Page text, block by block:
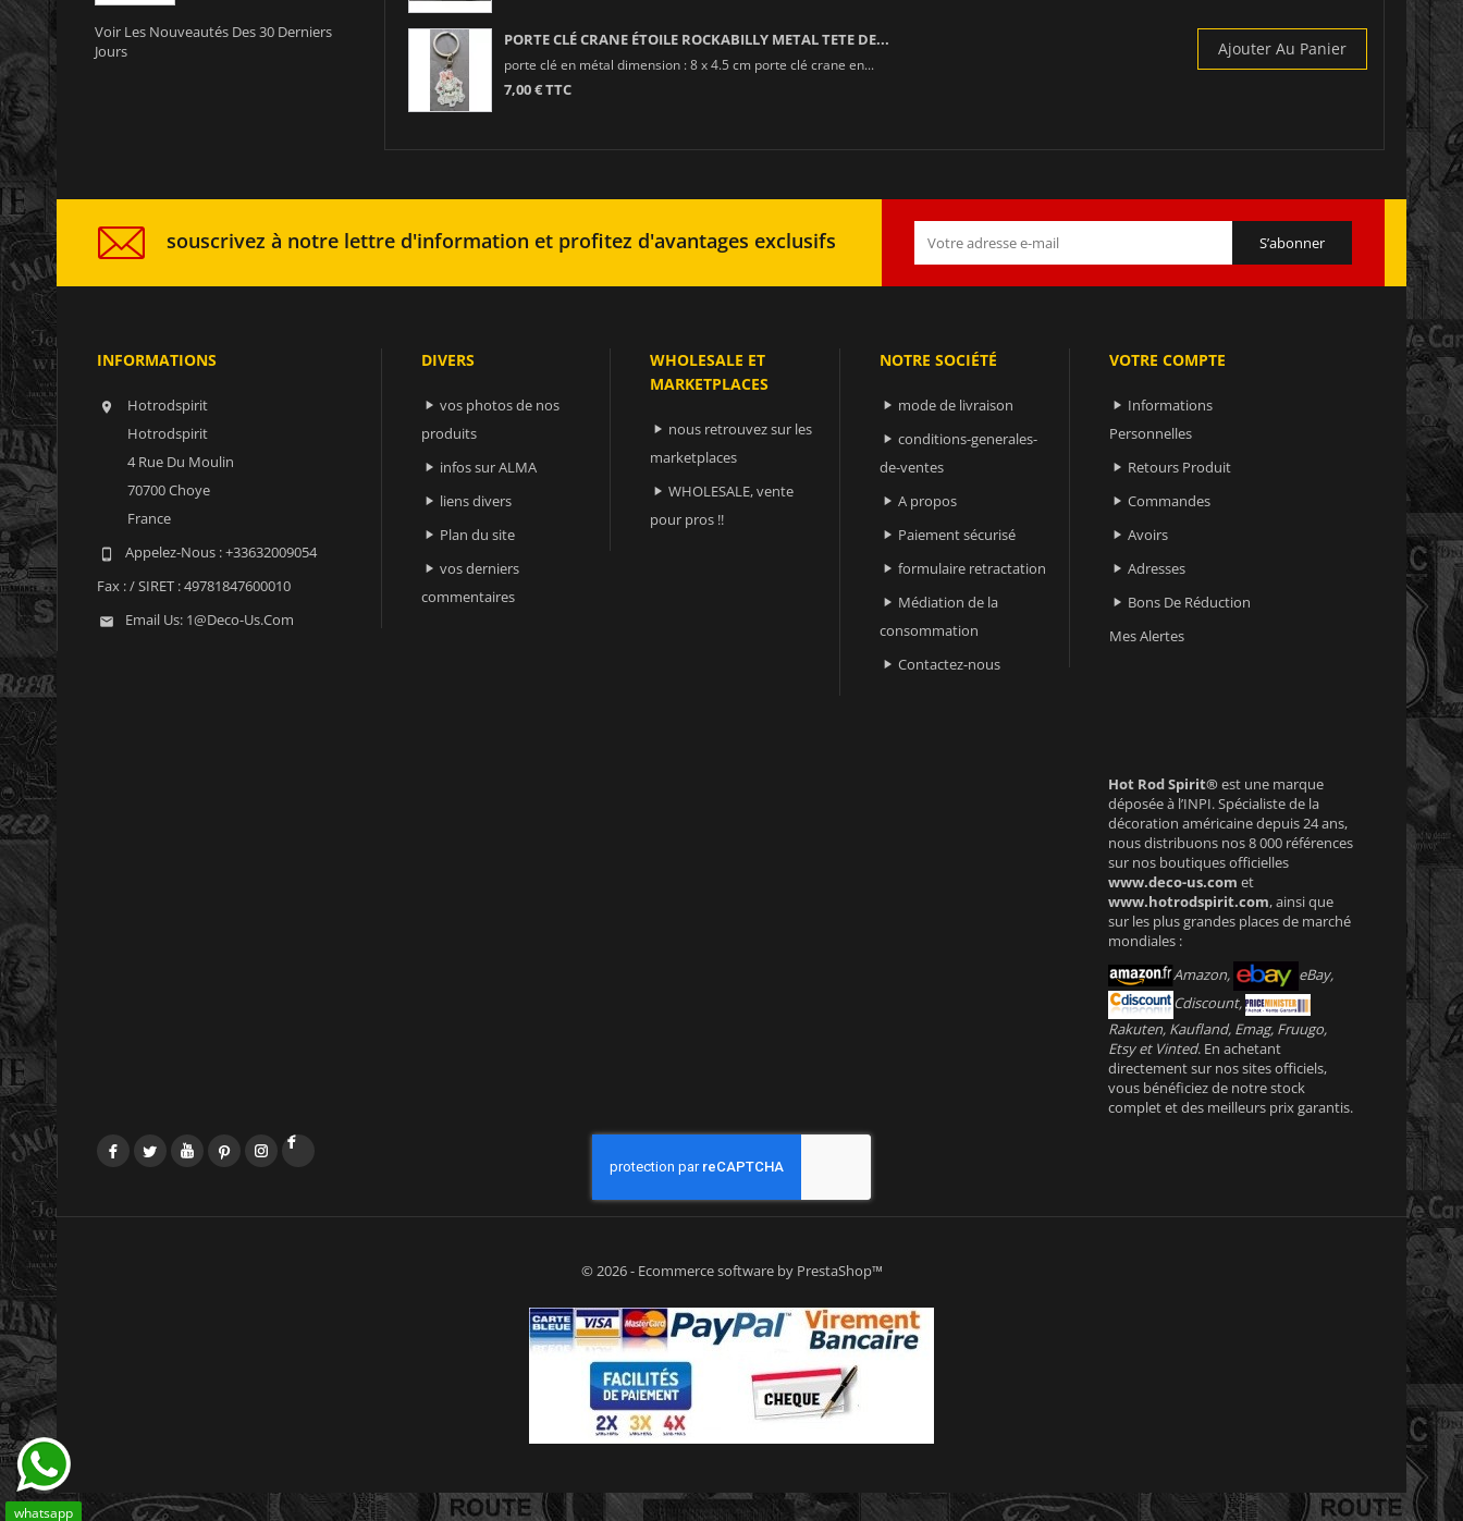
Voir Les Nouveautés Des 30 Derniers
Jours
PORTE CLÉ CRANE ÉTOILE ROCKABILLY METAL TETE DE...
porte clé en métal dimension : 8 x 4.5 cm porte clé crane en...
7,00 € TTC
Ajouter Au Panier
souscrivez à notre lettre d'information et profitez d'avantages exclusifs
INFORMATIONS

Hotrodspirit
Hotrodspirit
4 Rue Du Moulin
70700 Choye
France
 Appelez-Nous :+33632009054
Fax :/ SIRET : 49781847600010
 Email Us: 1@deco-Us.com
DIVERS
 vos photos de nos
produits
 infos sur ALMA
 liens divers
 Plan du site
 vos derniers
commentaires
WHOLESALE ET
MARKETPLACES
 nous retrouvez sur les
marketplaces
 WHOLESALE, vente
pour pros !!
NOTRE SOCIÉTÉ
 mode de livraison
 conditions-generales-
de-ventes
 A propos
 Paiement sécurisé
 formulaire retractation
 Médiation de la
consommation
 Contactez-nous
VOTRE COMPTE
 Informations
Personnelles
 Retours Produit
 Commandes
 Avoirs
 Adresses
 Bons De Réduction
Mes Alertes
Hot Rod Spirit®est une marque
déposée à l’INPI. Spécialiste de la
décoration américaine depuis 24 ans,
nous distribuons nos 8 000 références
sur nos boutiques officielles
www.deco-us.com et
www.hotrodspirit.com, ainsi que
sur les plus grandes places de marché
mondiales :
Amazon,
eBay,
Cdiscount,
Rakuten, Kaufland, Emag, Fruugo,
Etsy et Vinted. En achetant
directement sur nos sites officiels,
vous bénéficiez de notre stock
complet et des meilleurs prix garantis.
FacebookTwitterYouTubePinterestInstagram
whatsapp
© 2026 - Ecommerce software by PrestaShop™